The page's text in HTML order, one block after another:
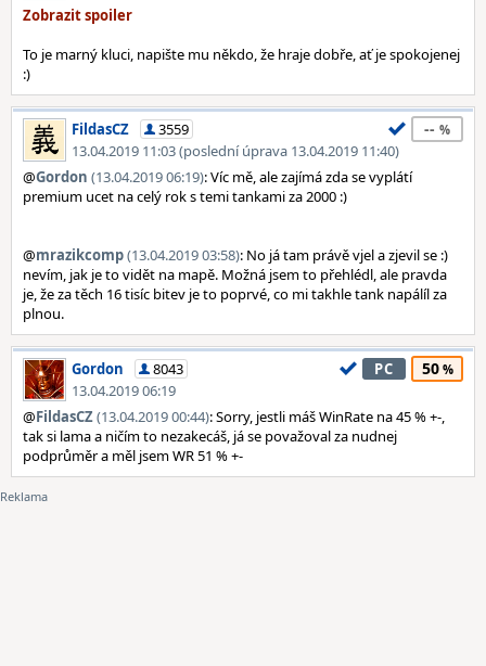
To je marný kluci, napište mu někdo, že hraje dobře, ať je spokojenej
:)
FildasCZ
3559
13.04.2019 11:03 (poslední úprava 13.04.2019 11:40)
--
@Gordon (13.04.2019 06:19): Víc mě, ale zajímá zda se vyplátí
premium ucet na celý rok s temi tankami za 2000 :)
@mrazikcomp(13.04.2019 03:58): No já tam právě vjel a zjevil se :)
nevím, jak je to vidět na mapě. Možná jsem to přehlédl, ale pravda
je, že za těch 16 tisíc bitev je to poprvé, co mi takhle tank napálíl za
plnou.
Gordon
8043
13.04.2019 06:19
PC 50
@FildasCZ(13.04.2019 00:44): Sorry, jestli máš WinRate na 45 % +-,
tak si lama a ničím to nezakecáš, já se považoval za nudnej
podprůměr a měl jsem WR 51 % +-